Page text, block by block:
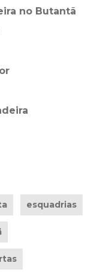
no Butantã
esquadrias